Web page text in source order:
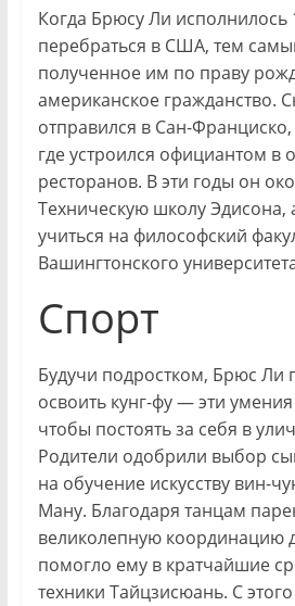
Когда Брюсу Ли исполнилось
перебраться в США, тем
полученное им по праву
американское гражданство.
отправился в Сан-Франциско,
где устроился официантом в
ресторанов. В эти годы он
Техническую школуЭдисона,
учиться на философский
Вашингтонского
Спорт
Будучи подростком, Брюс Ли
освоить кунг-фу — эти
чтобы постоять за себя в
Родители одобрили выбор
на обучение искусству вин-
Ману. Благодаря танцам
великолепную координацию
помогло ему в кратчайшие
техники Тайцзисюань. С